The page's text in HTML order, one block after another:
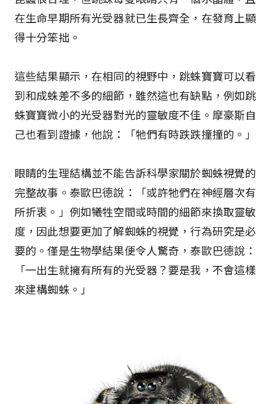
在生命早期所有光受器就已生長齊全，在發育上顯
得十分笨拙。
這些結果顯示，在相同的視野中，跳蛛寶寶可以看
到和成蛛差不多的細節，雖然這也有缺點，例如跳
蛛寶寶微小的光受器對光的靈敏度不佳。摩豪斯自
己也看到證據，他說：「牠們有時跌跌撞撞的。」
眼睛的生理結構並不能告訴科學家關於蜘蛛視覺的
完整故事。泰歐巴德說：「或許牠們在神經層次有
所折衷。」例如犧牲空間或時間的細節來換取靈敏
度，因此想要更加了解蜘蛛的視覺，行為研究是必
要的。僅是生物學結果便令人驚奇，泰歐巴德說：
「一出生就擁有所有的光受器？要是我，不會這樣
來建構蜘蛛。」